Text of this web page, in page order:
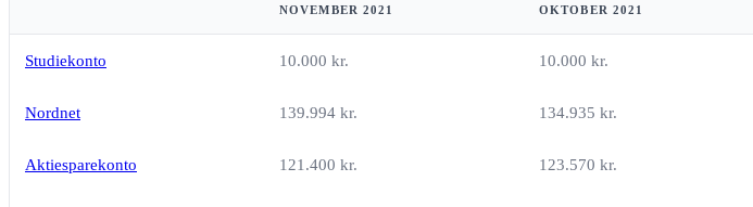
NOVEMBER 2021 OKTOBER 2021
Studiekonto 10.000 kr. 10.000 kr.
Nordnet 139.994 kr. 134.935 kr.
Aktiesparekonto 121.400 kr. 123.570 kr.